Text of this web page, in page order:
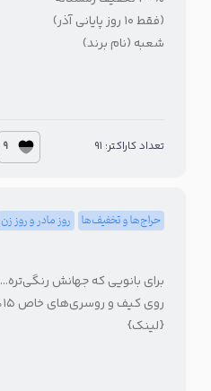
(فقط ۱۰ روز پایانی آذر)
شعبه (نام برند)
تعداد کاراکتر: 91 9
حراج‌ها و تخفیف‌ها روز مادر و روز زن
برای بانویی که جهانش رنگی‌تره…
روی کیف‌ و روسری‌های خاص ۱۵٪ تخفیف داریم 🌸
{لینک}